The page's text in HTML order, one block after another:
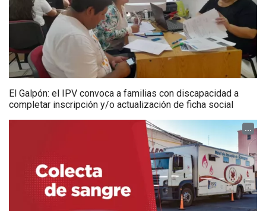
El Galpón: el IPV convoca a familias con discapacidad a
completar inscripción y/o actualización de ficha social
...